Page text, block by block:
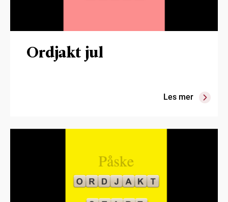
Ordjakt jul
Les mer